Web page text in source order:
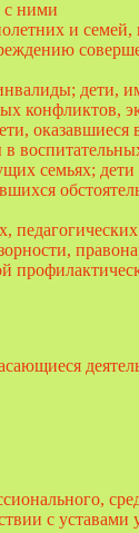
с ними
и семей,
дети,
конфликтов,
оказавшиеся
семьях; дети
с уставами